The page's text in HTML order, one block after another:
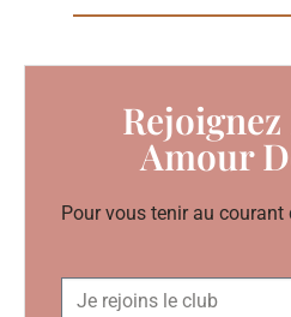
Amour
Pour vous tenir au courant